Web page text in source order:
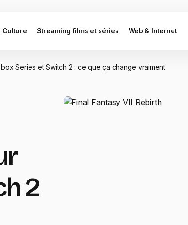
Culture Streaming films et séries Web & Internet
Series et Switch 2 : ce que ça change vraiment
2